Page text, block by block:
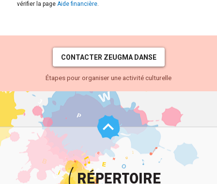
vérifier la page Aide financière.
CONTACTER ZEUGMA DANSE
Étapes pour organiser une activité culturelle
de
page